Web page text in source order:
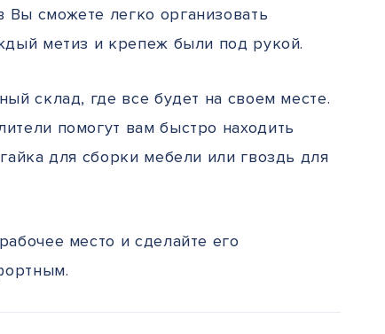
сможете легко организовать
метиз и крепеж были под рукой.
склад, где все будет на своем месте.
помогут вам быстро находить
для сборки мебели или гвоздь для
место и сделайте его